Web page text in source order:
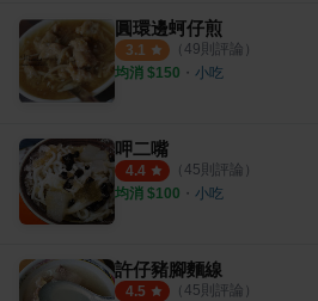
圓環邊蚵仔煎
3.1 （ 49則評論）
均消 $150 ・ 小吃
呷二嘴
4.4 （ 45則評論）
均消 $100 ・ 小吃
許仔豬腳麵線
4.5 （ 45則評論）